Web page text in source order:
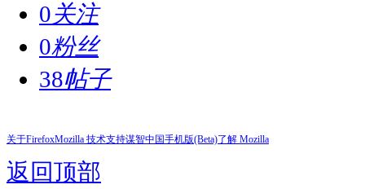
0关注
0粉丝
38帖子
关于FirefoxMozilla 技术支持谋智中国手机版(Beta)了解 Mozilla
返回顶部